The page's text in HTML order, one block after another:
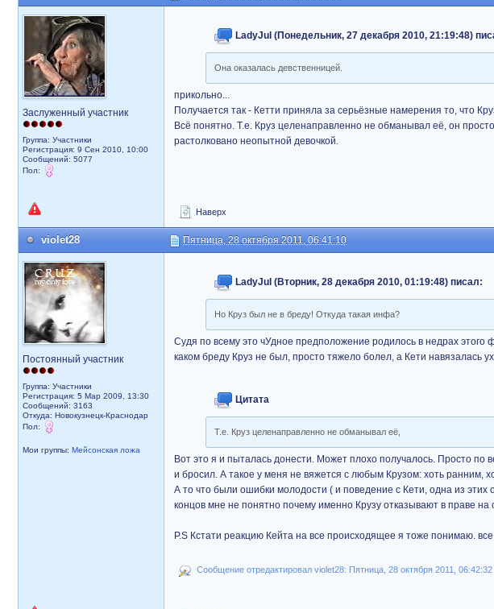
Заслуженный участник
Группа: Участники
Регистрация: 9 Сен 2010, 10:00
Сообщений: 5077
Пол:
LadyJul (Понедельник, 27 декабря 2010, 21:19:48)
Она оказалась девственницей.
прикольно...
Получается так - Кетти приняла за серьёзные намерения то, что
Всё понятно. Т.е. Круз целенаправленно не обманывал её, он
растолковано неопытной девочкой.
Наверх
violet28 Пятница, 28 октября 2011, 06:41:10
Постоянный участник
Группа: Участники
Регистрация: 5 Мар 2009, 13:30
Сообщений: 3163
Откуда: Новокузнецк-Краснодар
Пол:
Мои группы: Мейсонская ложа
LadyJul (Вторник, 28 декабря 2010, 01:19:48) писал:
Но Круз был не в бреду! Откуда такая инфа?
Судя по всему это чУдное предположение родилось в недрах
каком бреду Круз не был, просто тяжело болел, а Кети навязалась
Цитата
Т.е. Круз целенаправленно не обманывал её,
Вот это я и пыталась донести. Может плохо получалось. Просто по
и бросил. А такое у меня не вяжется с любым Крузом: хоть ранним,
А то что были ошибки молодости ( и поведение с Кети, одна из
концов мне не понятно почему именно Крузу отказывают в праве на
P.S Кстати реакцию Кейта на все происходящее я тоже понимаю.
Сообщение отредактировал violet28: Пятница, 28 октября 2011, 06:42:32